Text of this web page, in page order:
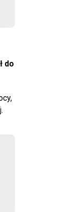
do